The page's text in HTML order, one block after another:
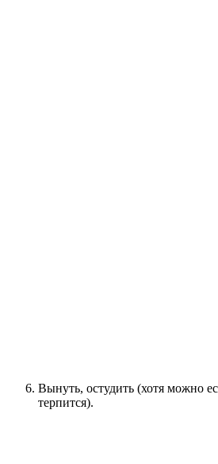
Вынуть, остудить (хотя можно
терпится).